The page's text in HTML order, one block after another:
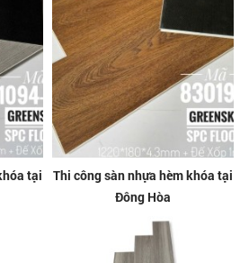
tại
Thi công sàn nhựa hèm khóa tại
Đông Hòa